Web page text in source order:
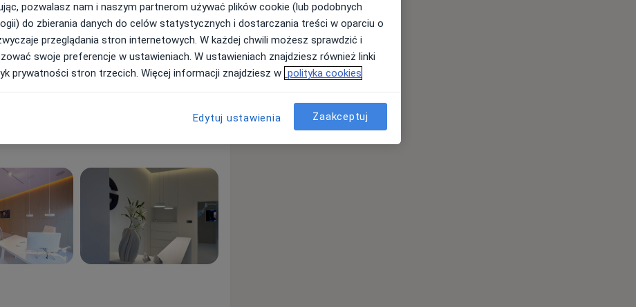
Menopauza
+6a11y_sr_more_diseases
pozwalasz nam i naszym partnerom używać plików cookie (lub podobnych
do zbierania danych do celów statystycznych i dostarczania treści w oparciu o
przeglądania stron internetowych. W każdej chwili możesz sprawdzić i
swoje preferencje w ustawieniach. W ustawieniach znajdziesz również linki
prywatności stron trzecich. Więcej informacji znajdziesz w polityka cookies
Edytuj ustawienia Zaakceptuj